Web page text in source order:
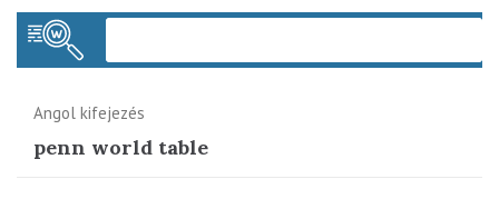
Angol kifejezés
penn world table